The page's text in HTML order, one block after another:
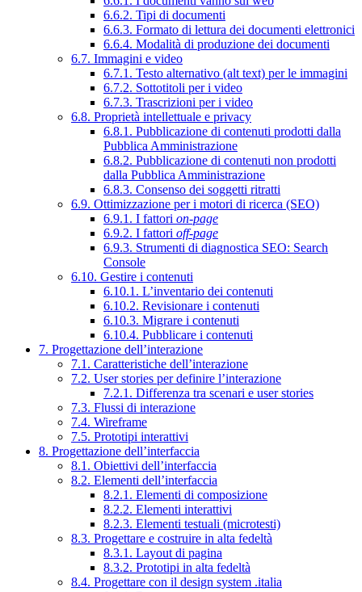
6.6.2. Tipi di documenti
6.6.3. Formato di lettura dei documenti elettronici
6.6.4. Modalità di produzione dei documenti
6.7. Immagini e video
6.7.1. Testo alternativo (alt text) per le immagini
6.7.2. Sottotitoli per i video
6.7.3. Trascrizioni per i video
6.8. Proprietà intellettuale e privacy
6.8.1. Pubblicazione di contenuti prodotti dalla
Pubblica Amministrazione
6.8.2. Pubblicazione di contenuti non prodotti
dalla Pubblica Amministrazione
6.8.3. Consenso dei soggetti ritratti
6.9. Ottimizzazione per i motori di ricerca (SEO)
6.9.1. I fattori on-page
6.9.2. I fattori off-page
6.9.3. Strumenti di diagnostica SEO: Search
Console
6.10. Gestire i contenuti
6.10.1. L’inventario dei contenuti
6.10.2. Revisionare i contenuti
6.10.3. Migrare i contenuti
6.10.4. Pubblicare i contenuti
7. Progettazione dell’interazione
7.1. Caratteristiche dell’interazione
7.2. User stories per definire l’interazione
7.2.1. Differenza tra scenari e user stories
7.3. Flussi di interazione
7.4. Wireframe
7.5. Prototipi interattivi
8. Progettazione dell’interfaccia
8.1. Obiettivi dell’interfaccia
8.2. Elementi dell’interfaccia
8.2.1. Elementi di composizione
8.2.2. Elementi interattivi
8.2.3. Elementi testuali (microtesti)
8.3. Progettare e costruire in alta fedeltà
8.3.1. Layout di pagina
8.3.2. Prototipi in alta fedeltà
8.4. Progettare con il design system .italia